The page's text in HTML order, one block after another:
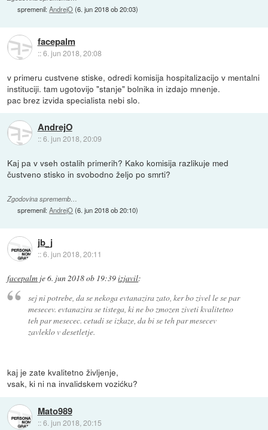
spremenil:AndrejO(6. jun 2018 ob 20:03)
facepalm
::6. jun 2018, 20:08
v primeru custvene stiske, odredi komisija hospitalizacijo v mentalni
instituciji. tam ugotovijo "stanje" bolnika in izdajo mnenje.
pac brez izvida specialista nebi slo.
AndrejO
::6. jun 2018, 20:09
Kaj pa v vseh ostalih primerih? Kako komisija razlikuje med
čustveno stisko in svobodno željo po smrti?
Zgodovina sprememb…
spremenil:AndrejO(6. jun 2018 ob 20:10)
jb_j
::6. jun 2018, 20:11
facepalm je6. jun 2018 ob 19:39izjavil:
sej ni potrebe, da se nekoga evtanazira zato, ker bo zivel le se par
mesecev. evtanazira se tistega, ki ne bo zmozen ziveti kvalitetno
teh par mesecec. cetudi se izkaze, da bi se teh par mesecev
zavleklo v desetletje.
kaj je zate kvalitetno življenje,
vsak, ki ni na invalidskem vozićku?
Mato989
::6. jun 2018, 20:15